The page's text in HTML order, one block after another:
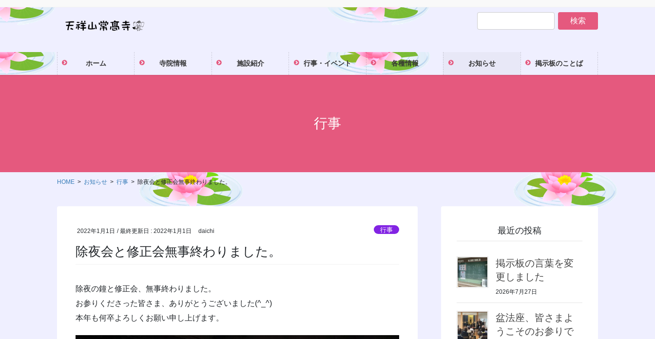
ン
ツ
に
移
ビ
シ
ョ
ン
ホーム 寺院情報 施設紹介 行事・イベント 各種情報 お知らせ 掲示板のことば
行事
HOME お知らせ 行事 除夜会と修正会無事終わりました。
2022年1月1日 / 最終更新日 :2022年1月1日 daichi 行事
除夜会と修正会無事終わりました。
除夜の鐘と修正会、無事終わりました。
お参りくださった皆さま、ありがとうございました(^_^)
本年も何卒よろしくお願い申し上げます。
最近の投稿
掲示板の言葉を変
更しました
2026年7月27日
盆法座、皆さまよ
うこそのお参りで